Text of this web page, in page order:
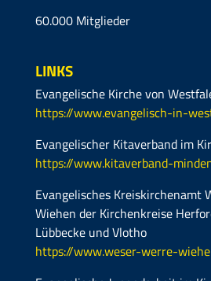
60.000 Mitglieder
LINKS
Evangelische Kirche von
https://www.evangelisch-in-
Evangelischer Kitaverband im
https://www.kitaverband-
Evangelisches Kreiskirchenamt
Wiehen der Kirchenkreise
Lübbecke und Vlotho
https://www.weser-werre-